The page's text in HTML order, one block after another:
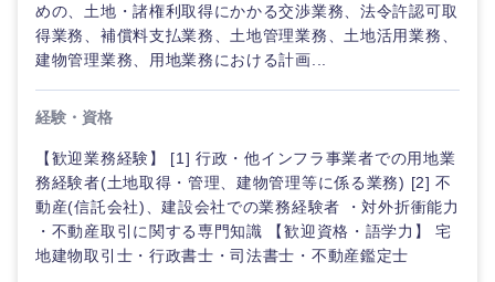
近畿地方
滋賀県
大阪府 兵庫県
奈良県 和歌山県
めの、土地・諸権利取得にかかる交渉業務、法令許認可取
得業務、補償料支払業務、土地管理業務、土地活用業務、
建物管理業務、用地業務における計画...
経験・資格
【歓迎業務経験】 [1] 行政・他インフラ事業者での用地業
務経験者(土地取得・管理、建物管理等に係る業務) [2] 不
動産(信託会社)、建設会社での業務経験者 ・対外折衝能力
・不動産取引に関する専門知識 【歓迎資格・語学力】 宅
地建物取引士・行政書士・司法書士・不動産鑑定士